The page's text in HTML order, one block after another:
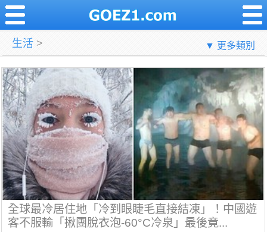
生活 > ▼ 更多類別
全球最冷居住地「冷到眼睫毛直接結凍」！中國遊
客不服輸「揪團脫衣泡-60°C冷泉」最後竟...